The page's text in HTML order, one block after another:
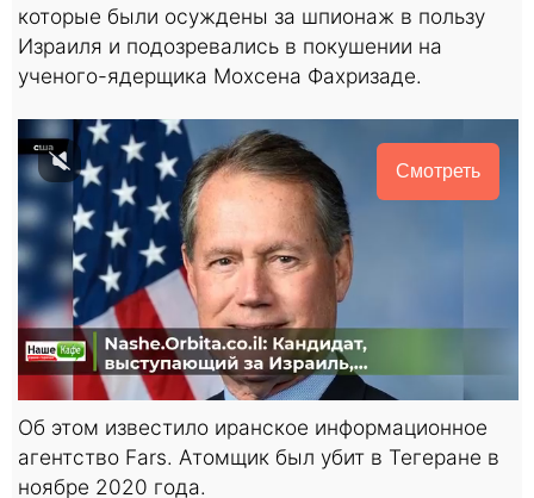
которые были осуждены за шпионаж в пользу
Израиля и подозревались в покушении на
ученого-ядерщика Мохсена Фахризаде.
Смотреть
Об этом известило иранское информационное
агентство Fars. Атомщик был убит в Тегеране в
ноябре 2020 года.